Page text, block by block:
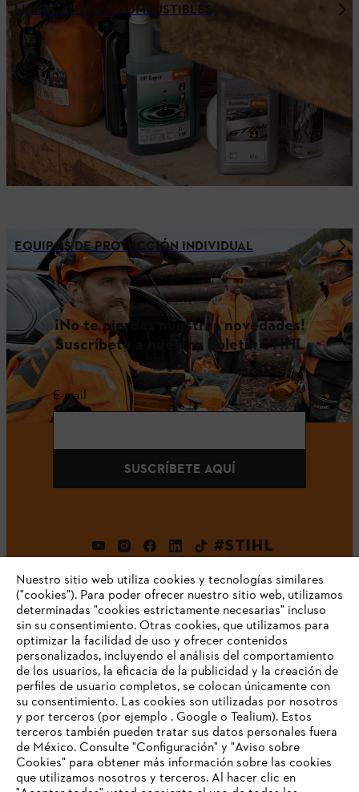
LUBRICANTES Y COMBUSTIBLES
EQUIPOS DE PROTECCIÓN INDIVIDUAL
¡No te pierdas nuestras novedades!
Suscríbete a nuestro Boletín STIHL
E-mail
SUSCRÍBETE AQUÍ
#STIHL
Empresa
Preguntas frecuentes
TU NAVEGADOR NO ES
COMPATIBLE
Nuestro sitio web utiliza cookies y tecnologías similares
("cookies"). Para poder ofrecer nuestro sitio web, utilizamos
determinadas "cookies estrictamente necesarias" incluso
sin su consentimiento. Otras cookies, que utilizamos para
optimizar la facilidad de uso y ofrecer contenidos
personalizados, incluyendo el análisis del comportamiento
de los usuarios, la eficacia de la publicidad y la creación de
perfiles de usuario completos, se colocan únicamente con
su consentimiento. Las cookies son utilizadas por nosotros
y por terceros (por ejemplo . Google o Tealium). Estos
terceros también pueden tratar sus datos personales fuera
de México. Consulte "Configuración" y "Aviso sobre
Cookies" para obtener más información sobre las cookies
que utilizamos nosotros y terceros. Al hacer clic en